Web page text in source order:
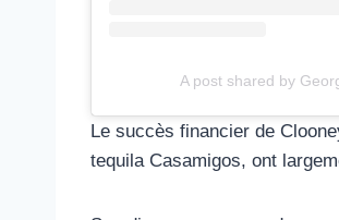
A post shared by
Le succès financier de
tequila Casamigos, ont